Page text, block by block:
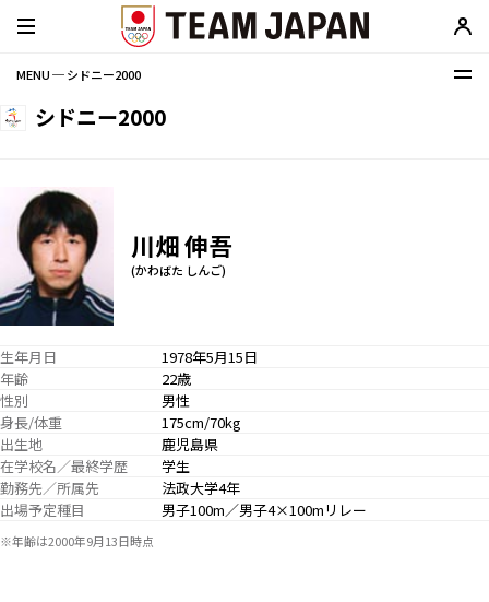
MENU ─ シドニー2000
シドニー2000
川畑 伸吾
(かわばた しんご)
生年月日
1978年5月15日
年齢
22歳
性別
男性
身長/体重
175cm/70kg
出生地
鹿児島県
在学校名／最終学歴
学生
勤務先／所属先
法政大学4年
出場予定種目
男子100m／男子4×100mリレー
※年齢は2000年9月13日時点